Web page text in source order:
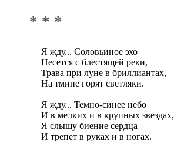
* * *
Я жду... Соловьиное эхо
Несется с блестящей реки,
Трава при луне в бриллиантах,
На тмине горят светляки.
Я жду... Темно-синее небо
И в мелких и в крупных звездах,
Я слышу биение сердца
И трепет в руках и в ногах.